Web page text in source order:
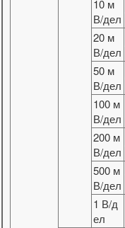
10 м
В/дел
20 м
В/дел
50 м
В/дел
100 м
В/дел
200 м
В/дел
500 м
В/дел
1 В/д
ел